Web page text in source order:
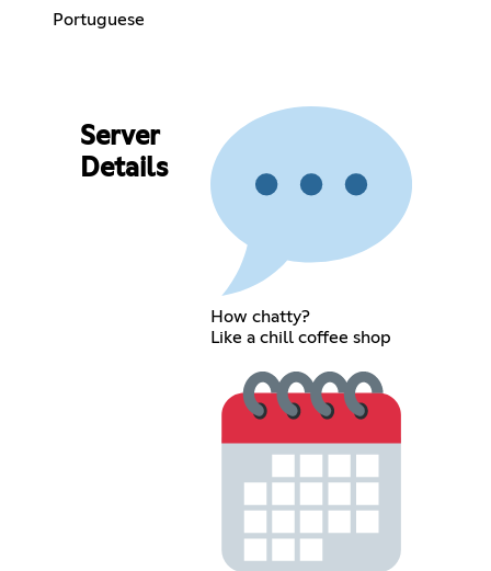
Portuguese
Server
Details
How chatty?
Like a chill coffee shop